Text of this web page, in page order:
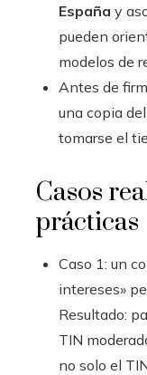
España y
pueden
modelos de
Antes de
una copia
tomarse el
Casos
prácticas
Caso 1: un
intereses»
Resultado:
TIN
no solo el